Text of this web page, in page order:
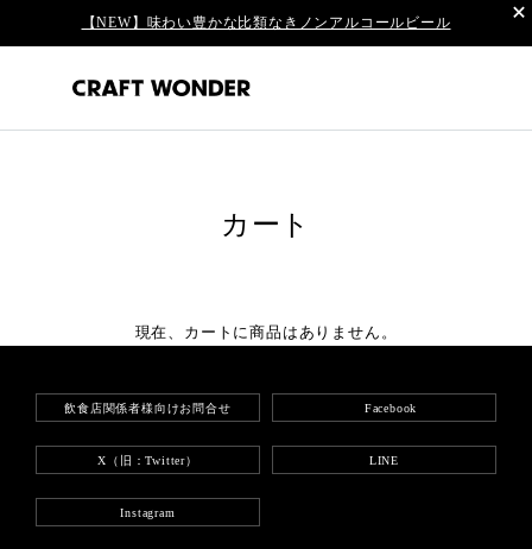
【NEW】味わい豊かな比類なきノンアルコールビール
カート
現在、カートに商品はありません。
飲食店関係者様向けお問合せ Facebook
X（旧：Twitter） LINE
Instagram